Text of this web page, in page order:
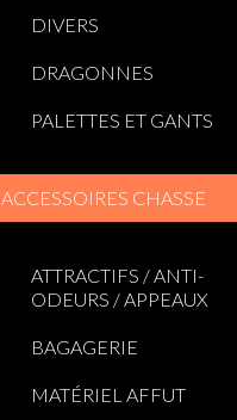
DIVERS
DRAGONNES
PALETTES ET GANTS
ACCESSOIRES CHASSE
ATTRACTIFS / ANTI-
ODEURS / APPEAUX
BAGAGERIE
MATÉRIEL AFFUT